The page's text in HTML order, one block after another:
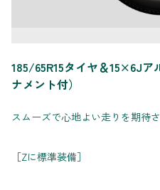
185/65R15タイヤ＆15×6Jア
ナメント付）
スムーズで心地よい走りを期待
［Zに標準装備］